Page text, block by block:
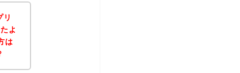
リ
よ
は